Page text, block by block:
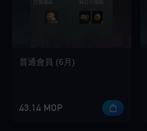
普通會員 (6月)
43.14 MOP